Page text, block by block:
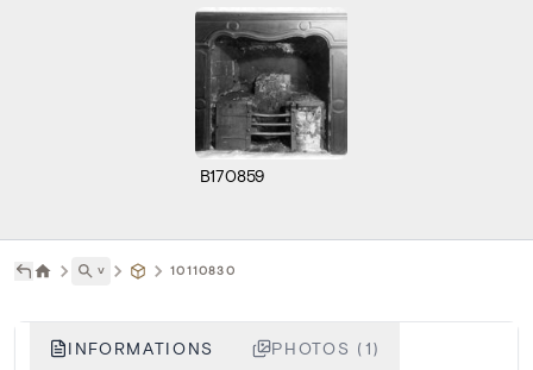
B170859
˅ 10110830
INFORMATIONS PHOTOS (1)